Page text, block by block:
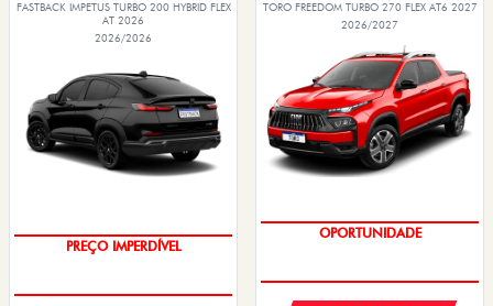
FASTBACK IMPETUS TURBO 200 HYBRID FLEX
AT 2026
2026/2026
PREÇO IMPERDÍVEL
TORO FREEDOM TURBO 270 FLEX AT6 2027
2026/2027
OPORTUNIDADE